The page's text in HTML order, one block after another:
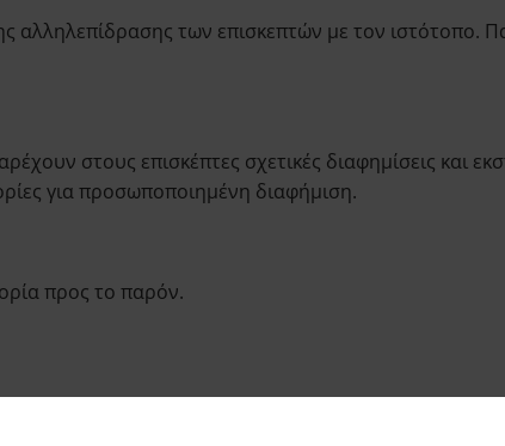
των επισκεπτών με τον ιστότοπο.
στους επισκέπτες σχετικές διαφημίσεις και
για προσωποποιημένη διαφήμιση.
προς το παρόν.